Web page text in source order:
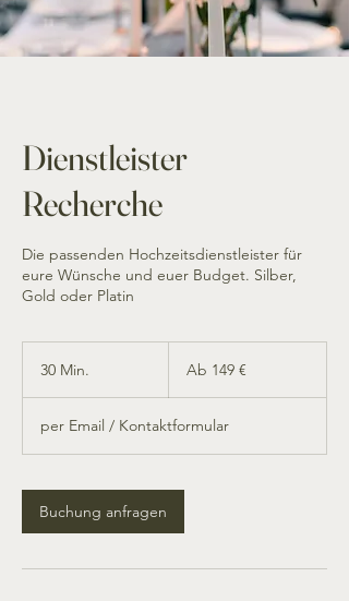
Dienstleister
Recherche
Die passenden Hochzeitsdienstleister für
eure Wünsche und euer Budget. Silber,
Gold oder Platin
30 Min.
i
n
EuroAb 149 €
per Email / Kontaktformular
Buchung anfragen